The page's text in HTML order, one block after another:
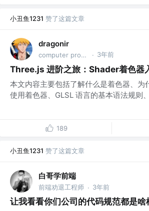
小丑鱼1231 赞了这篇文章
dragonir
computer programmer · 3年前
Three.js 进阶之旅：Shader着色器
本文内容主要包括了解什么是着色器、为
使用着色器、GLSL 语言的基本语法规则
189
小丑鱼1231 赞了这篇文章
白哥学前端
前端劝退工程师 · 3年前
让我看看你们公司的代码规范都是啥